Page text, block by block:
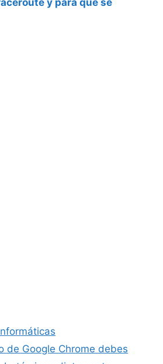
de Google Chrome debes